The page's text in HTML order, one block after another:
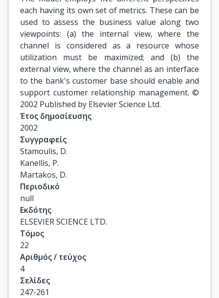
each having its own set of metrics. These can be
used to assess the business value along two
viewpoints: (a) the internal view, where the
channel is considered as a resource whose
utilization must be maximized; and (b) the
external view, where the channel as an interface
to the bank's customer base should enable and
support customer relationship management. ©
2002 Published by Elsevier Science Ltd.
Έτος δημοσίευσης
2002
Συγγραφείς
Stamoulis, D.
Kanellis, P.
Martakos, D.
Περιοδικό
null
Εκδότης
ELSEVIER SCIENCE LTD.
Τόμος
22
Αριθμός / τεύχος
4
Σελίδες
247-261